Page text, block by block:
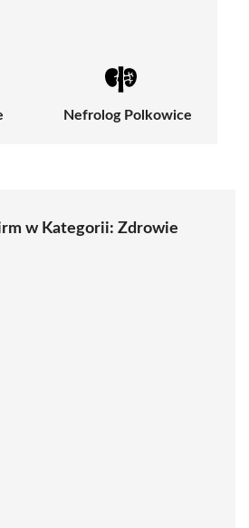
Nefrolog Polkowice
w Kategorii: Zdrowie